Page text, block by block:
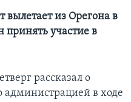
вылетает из Орегона в
принять участие в
рассказал о
администрацией в ходе